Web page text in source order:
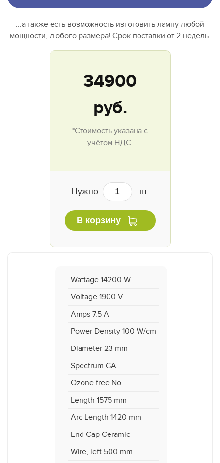
...а также есть возможность изготовить лампу любой
мощности, любого размера! Срок поставки от 2 недель.
34900
руб.
*Стоимость указана с
учётом НДС.
Нужно шт.
В корзину
Wattage 14200 W
Voltage 1900 V
Amps 7.5 A
Power Density 100 W/cm
Diameter 23 mm
Spectrum GA
Ozone free No
Length 1575 mm
Arc Length 1420 mm
End Cap Ceramic
Wire, left 500 mm